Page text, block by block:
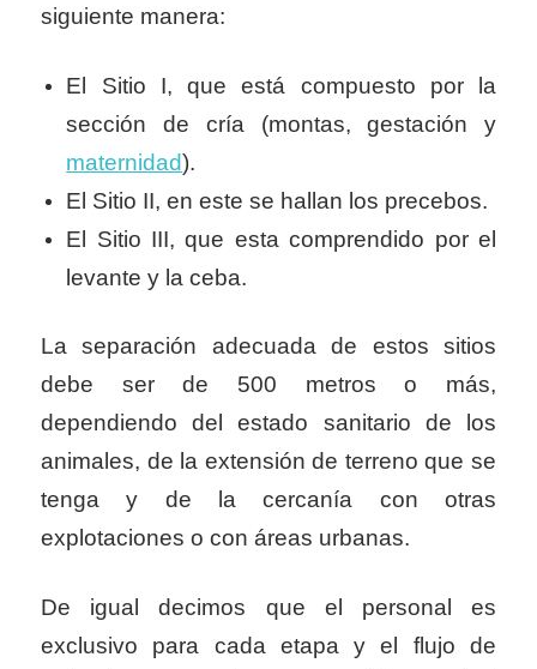
siguiente manera:
El Sitio I, que está compuesto por la
sección de cría (montas, gestación y
maternidad).
El Sitio II, en este se hallan los precebos.
El Sitio III, que esta comprendido por el
levante y la ceba.
La separación adecuada de estos sitios
debe ser de 500 metros o más,
dependiendo del estado sanitario de los
animales, de la extensión de terreno que se
tenga y de la cercanía con otras
explotaciones o con áreas urbanas.
De igual decimos que el personal es
exclusivo para cada etapa y el flujo de